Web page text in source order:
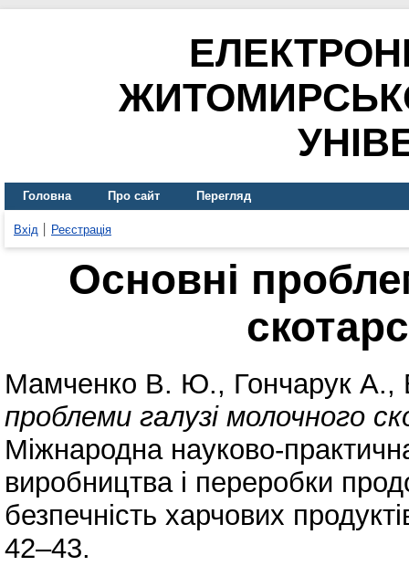
Головна Про сайт Перегляд
Вхід Реєстрація
Основні
Мамченко В. Ю., Гончарук А.,
проблеми галузі молочного
Міжнародна науково-
виробництва і переробки
безпечність харчових
42–43.